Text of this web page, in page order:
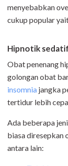
menyebabkan
cukup popular
Hipnotik
Obat penenang
golongan obat
insomnia jangka
tertidur lebih
Ada beberapa
biasa diresepkan
antara lain: